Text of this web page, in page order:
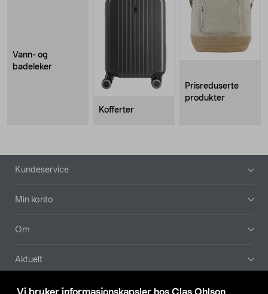
Vann- og
badeleker
Kofferter
Prisreduserte
produkter
Bunntekst
Kundeservice
Min konto
Om
Aktuelt
Våre selskaper